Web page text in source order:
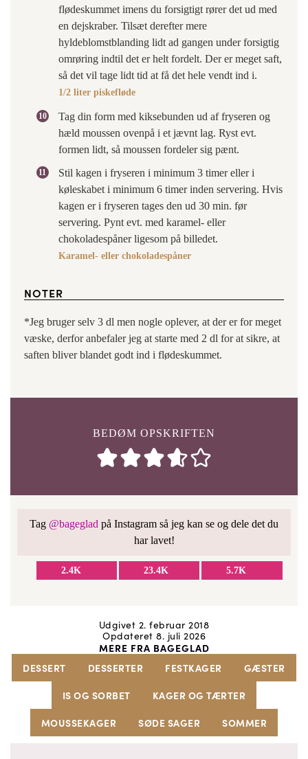
flødeskummet imens du forsigtigt rører det ud med
en dejskraber. Tilsæt derefter mere
hyldeblomstblanding lidt ad gangen under forsigtig
omrøring indtil det er helt fordelt. Der er meget saft,
så det vil tage lidt tid at få det hele vendt ind i.
1/2 liter piskefløde
Tag din form med kiksebunden ud af fryseren og
hæld moussen ovenpå i et jævnt lag. Ryst evt.
formen lidt, så moussen fordeler sig pænt.
Stil kagen i fryseren i minimum 3 timer eller i
køleskabet i minimum 6 timer inden servering. Hvis
kagen er i fryseren tages den ud 30 min. før
servering. Pynt evt. med karamel- eller
chokoladespåner ligesom på billedet.
Karamel- eller chokoladespåner
NOTER
*Jeg bruger selv 3 dl men nogle oplever, at der er for meget
væske, derfor anbefaler jeg at starte med 2 dl for at sikre, at
saften bliver blandet godt ind i flødeskummet.
BEDØM OPSKRIFTEN
Tag @bageglad på Instagram så jeg kan se og dele det du
har lavet!
2.4K 23.4K 5.7K
Udgivet 2. februar 2018
Opdateret 8. juli 2026
MERE FRA BAGEGLAD
DESSERT
DESSERTER FESTKAGER
GÆSTER
IS OG SORBET
KAGER OG TÆRTER
MOUSSEKAGER
SØDE SAGER SOMMER